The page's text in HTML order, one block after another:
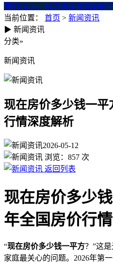
我们·立志。成为真正专业的房
当前位置： 首页 > 新闻资讯
现在房价多少
▶ 新闻资讯
分类»
新闻资讯
现在房价多少钱一平
行情深度解析
2026-05-12
浏览： 857 次
返回列表
现在房价多少
年全国房价行
“现在房价多少钱一平方？”这
家庭最关心的问题。2026年第